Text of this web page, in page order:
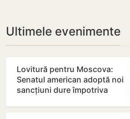
Ultimele evenimente
Lovitură pentru Moscova:
Senatul american adoptă noi
sancțiuni dure împotriva